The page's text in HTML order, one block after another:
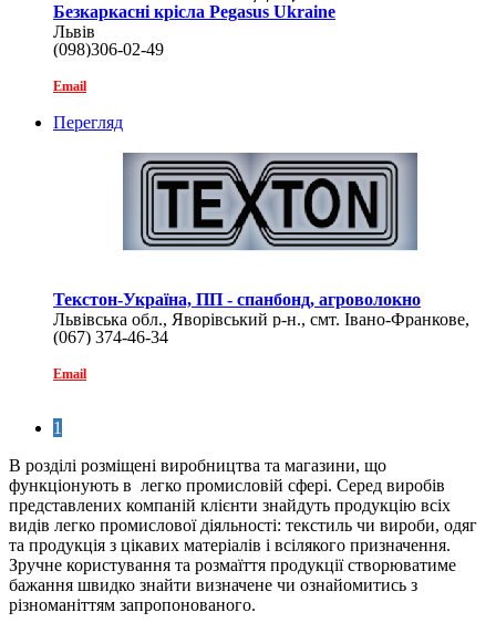
Безкаркасні крісла Pegasus Ukraine
Львів
(098)306-02-49
Email
Перегляд
Текстон-Україна, ПП - спанбонд, агроволокно
Львівська обл., Яворівський р-н., смт. Івано-Франкове,
вул. Львівська, 55
(067) 374-46-34
Email
1
В розділі розміщені виробництва та магазини, що
функціонують в легко промисловій сфері. Серед виробів
представлених компаній клієнти знайдуть продукцію всіх
видів легко промислової діяльності: текстиль чи вироби, одяг
та продукція з цікавих матеріалів і всілякого призначення.
Зручне користування та розмаїття продукції створюватиме
бажання швидко знайти визначене чи ознайомитись з
різноманіттям запропонованого.